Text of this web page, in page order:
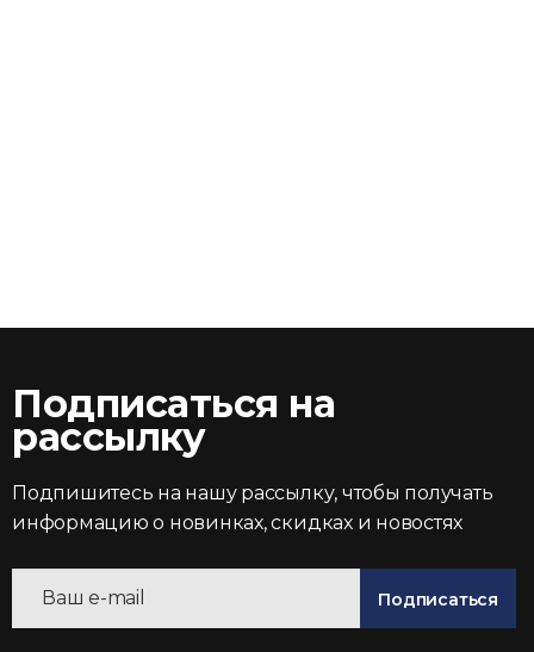
Подписаться на
рассылку
Подпишитесь на нашу рассылку, чтобы получать
информацию о новинках, скидках и новостях
Подписаться